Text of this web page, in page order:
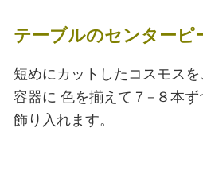
テーブルのセンターピ
短めにカットしたコスモス
容器に 色を揃えて７−８本
飾り入れます。